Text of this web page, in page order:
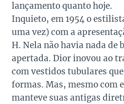
lançamento quanto hoje.
Inquieto, em 1954 o
uma vez) com a
H. Nela não havia nada de
apertada. Dior inovou ao
com vestidos tubulares
formas. Mas, mesmo com
manteve suas antigas